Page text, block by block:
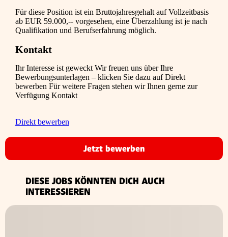
Für diese Position ist ein Bruttojahresgehalt auf Vollzeitbasis
ab EUR 59.000,-- vorgesehen, eine Überzahlung ist je nach
Qualifikation und Berufserfahrung möglich.
Kontakt
Ihr Interesse ist geweckt Wir freuen uns über Ihre
Bewerbungsunterlagen – klicken Sie dazu auf Direkt
bewerben Für weitere Fragen stehen wir Ihnen gerne zur
Verfügung Kontakt
Direkt bewerben
Jetzt bewerben
DIESE JOBS KÖNNTEN DICH AUCH
INTERESSIEREN